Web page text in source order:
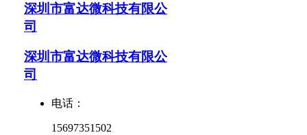
深圳市富达微科技有限公
司
深圳市富达微科技有限公
司
电话：
15697351502